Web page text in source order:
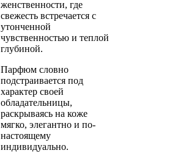
женственности, где
свежесть встречается с
утонченной
чувственностью и теплой
глубиной.
Парфюм словно
подстраивается под
характер своей
обладательницы,
раскрываясь на коже
мягко, элегантно и по-
настоящему
индивидуально.